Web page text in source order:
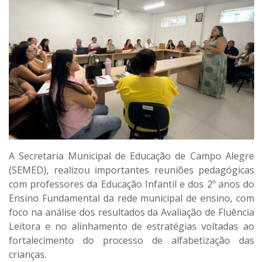
A Secretaria Municipal de Educação de Campo Alegre
(SEMED), realizou importantes reuniões pedagógicas
com professores da Educação Infantil e dos 2º anos do
Ensino Fundamental da rede municipal de ensino, com
foco na análise dos resultados da Avaliação de Fluência
Leitora e no alinhamento de estratégias voltadas ao
fortalecimento do processo de alfabetização das
crianças.